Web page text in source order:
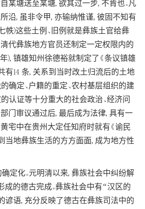
某塘送至某塘, 欲其过一步, 不肯也。凡
沿, 虽非令甲, 亦输纳惟谨, 彼固不知有
帙)这些土例、旧例就是彝族土官给彝
清代彝族地方官员还制定一定权限内的
年), 镇雄知州徐德裕就制定了《条议镇雄
有14 条, 关系到当时改土归流后的土地
确定、户籍的重定、农村基层组织的建
认证等十分重大的社会政治、经济问
门审议通过后, 最后成为法律, 具有一
宅中在贵州大定任知府时就有《谕民
当地彝族生活的方方面面, 成为地方性
定化。元明清以来, 彝族社会中纠纷解
成的德古完成。彝族社会中有“汉区的
谚语, 充分反映了德古在彝族司法中的